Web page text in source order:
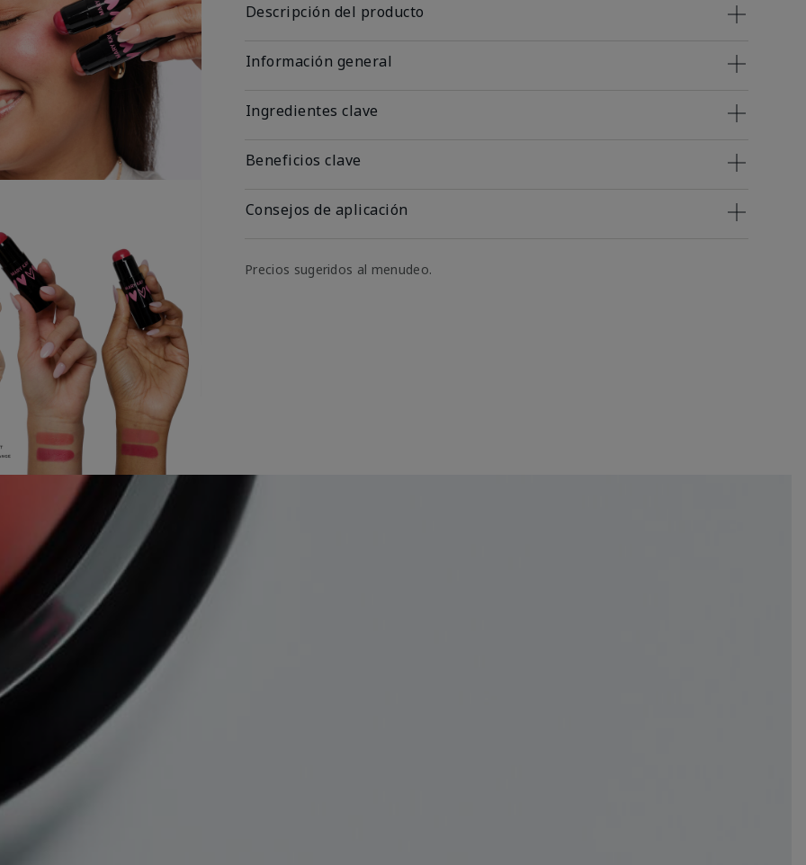
Descripción del producto
Información general
Ingredientes clave
Beneficios clave
Consejos de aplicación
Precios sugeridos al menudeo.